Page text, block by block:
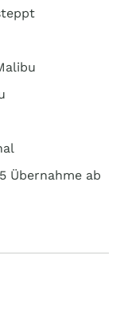
Übernahme ab